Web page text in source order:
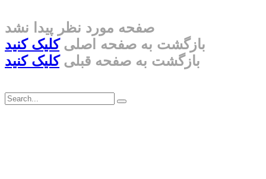
صفحه مورد نظر پیدا نشد
بازگشت به صفحه اصلیکلیک کنید
بازگشت به صفحه قبلیکلیک کنید